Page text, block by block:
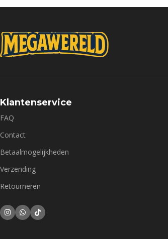
Klantenservice
FAQ
Contact
Betaalmogelijkheden
Verzending
Retourneren